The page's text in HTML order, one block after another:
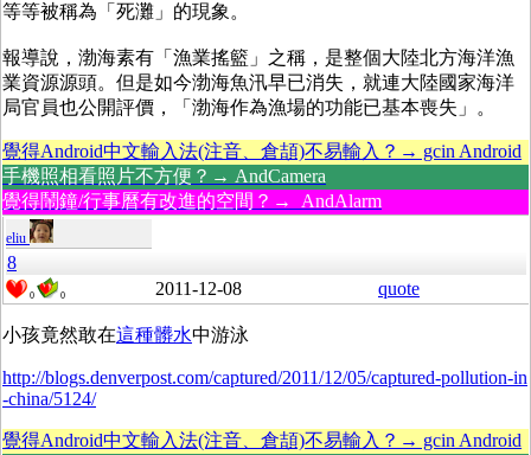
等等被稱為「死灘」的現象。
報導說，渤海素有「漁業搖籃」之稱，是整個大陸北方海洋漁
業資源源頭。但是如今渤海魚汛早已消失，就連大陸國家海洋
局官員也公開評價，「渤海作為漁場的功能已基本喪失」。
覺得Android中文輸入法(注音、倉頡)不易輸入？→ gcin Android
手機照相看照片不方便？→ AndCamera
覺得鬧鐘/行事曆有改進的空間？→ AndAlarm
eliu
8
0 0 2011-12-08 quote
小孩竟然敢在這種髒水中游泳
http://blogs.denverpost.com/captured/2011/12/05/captured-pollution-in
-china/5124/
覺得Android中文輸入法(注音、倉頡)不易輸入？→ gcin Android